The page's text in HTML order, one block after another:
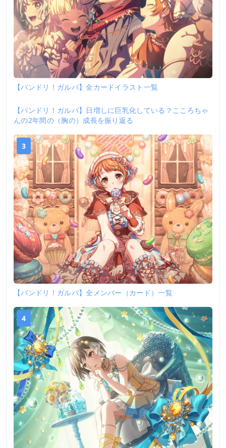
【バンドリ！ガルパ】全カードイラスト一覧
2
【バンドリ！ガルパ】日増しに巨乳化している？こころちゃ
んの2年間の（胸の）成長を振り返る
3
【バンドリ！ガルパ】全メンバー（カード）一覧
4